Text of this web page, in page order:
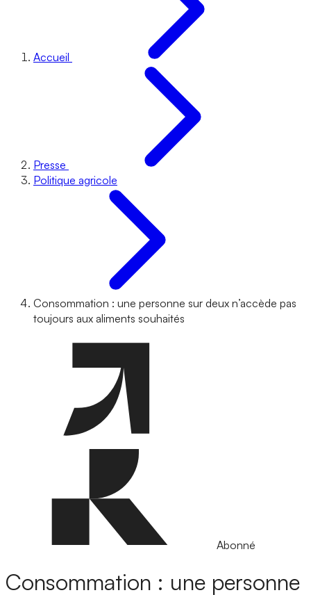
Accueil
Presse
Politique agricole
Consommation : une personne sur deux n’accède pas
toujours aux aliments souhaités
Abonné
Consommation : une personne